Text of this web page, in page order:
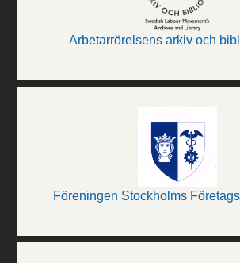
Arbetarrörelsens arkiv och
Föreningen Stockholms